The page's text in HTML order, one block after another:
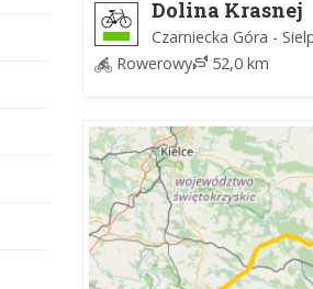
Dolina Krasnej
Czarniecka Góra -
Rowerowy
52,0 km